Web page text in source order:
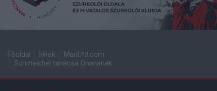
Főoldal Hírek
ManUtd.com
Schmeichel tanácsa Onananak